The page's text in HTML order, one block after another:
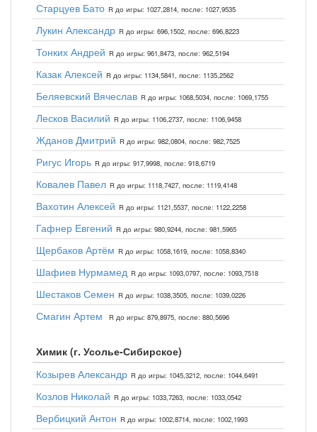
Старцуев Бато R до игры: 1027,2814, после: 1027,9535
Лукин Александр R до игры: 696,1502, после: 696,8223
Тонких Андрей R до игры: 961,8473, после: 962,5194
Казак Алексей R до игры: 1134,5841, после: 1135,2562
Беляевский Вячеслав R до игры: 1068,5034, после: 1069,1755
Лесков Василий R до игры: 1106,2737, после: 1106,9458
Жданов Дмитрий R до игры: 982,0804, после: 982,7525
Ригус Игорь R до игры: 917,9998, после: 918,6719
Ковалев Павел R до игры: 1118,7427, после: 1119,4148
Вахотин Алексей R до игры: 1121,5537, после: 1122,2258
Гафнер Евгений R до игры: 980,9244, после: 981,5965
Щербаков Артём R до игры: 1058,1619, после: 1058,8340
Шафиев Нурмамед R до игры: 1093,0797, после: 1093,7518
Шестаков Семен R до игры: 1038,3505, после: 1039,0226
Смагин Артем R до игры: 879,8975, после: 880,5696
Химик (г. Усолье-Сибирское)
Козырев Александр R до игры: 1045,3212, после: 1044,6491
Козлов Николай R до игры: 1033,7263, после: 1033,0542
Вербицкий Антон R до игры: 1002,8714, после: 1002,1993